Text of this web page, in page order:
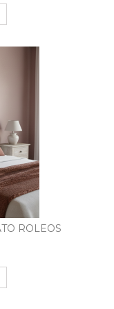
ROLEOS